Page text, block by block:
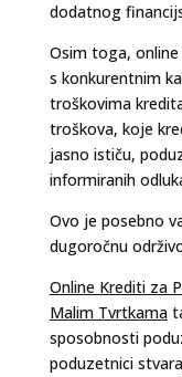
dodatnog
Osim toga,
s konkurentnim
troškovima
troškova, koje
jasno ističu,
informiranih
Ovo je posebno
dugoročnu
Online Krediti za
Malim Tvrtkama
sposobnosti
poduzetnici